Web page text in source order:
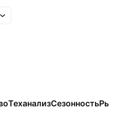
ТеханализСезонность